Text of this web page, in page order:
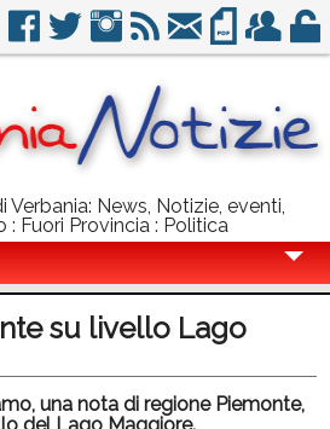
Verbania: News, Notizie, eventi,
: Fuori Provincia : Politica
su livello Lago
una nota di regione Piemonte,